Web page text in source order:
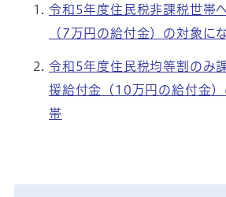
令和5年度住民税非課税世帯
（7万円の給付金）の対象に
令和5年度住民税均等割のみ
援給付金（10万円の給付金
帯